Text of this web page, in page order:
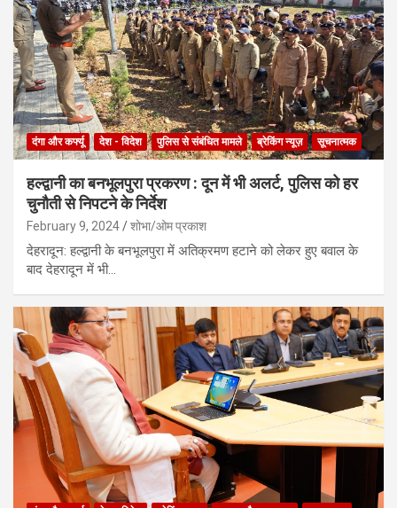
दंगा और कर्फ्यू देश - विदेश पुलिस से संबंधित मामले ब्रेकिंग न्यूज़ सूचनात्मक
हल्द्वानी का बनभूलपुरा प्रकरण : दून में भी अलर्ट, पुलिस को हर
चुनौती से निपटने के निर्देश
February 9, 2024 शोभा/ओम प्रकाश
देहरादून: हल्द्वानी के बनभूलपुरा में अतिक्रमण हटाने को लेकर हुए बवाल के
बाद देहरादून में भी…